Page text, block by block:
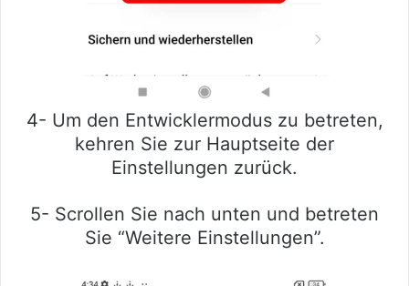
4- Um den Entwicklermodus zu betreten,
kehren Sie zur Hauptseite der
Einstellungen zurück.
5- Scrollen Sie nach unten und betreten
Sie “Weitere Einstellungen”.